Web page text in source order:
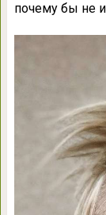
почему бы не